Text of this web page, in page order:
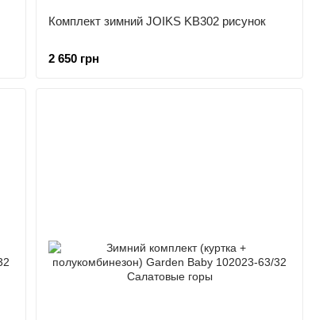
Комплект зимний JOIKS KB302 рисунок
2 650 грн